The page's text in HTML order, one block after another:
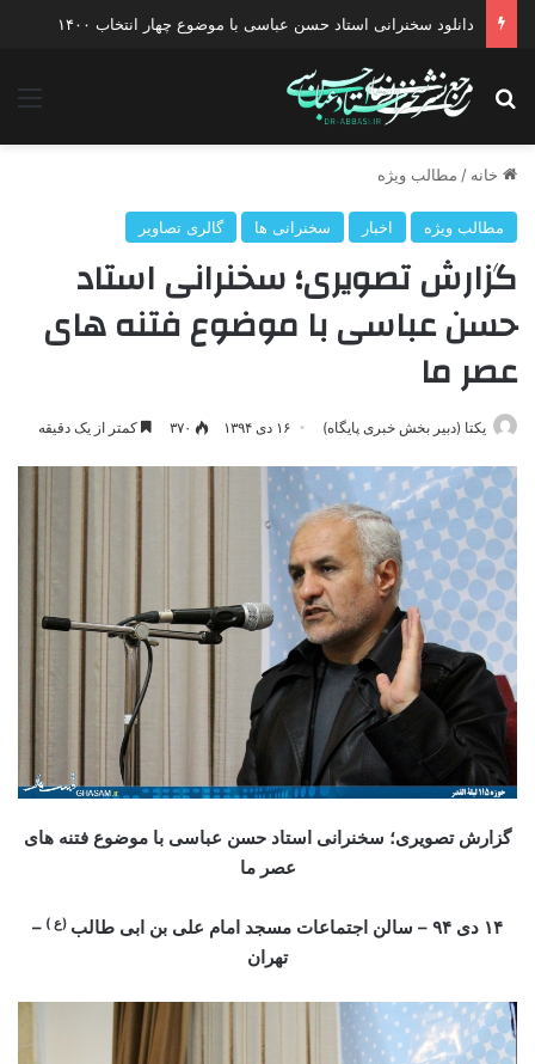
دانلود گفتگو با موضوع جنگ دیپلماتیک آمریکا علیه ایران
جستجو برای
خانه / مطالب ویژه
مطالب ویژه اخبار سخنرانی ها گالری تصاویر
گزارش تصویری؛ سخنرانی استاد
حسن عباسی با موضوع فتنه های
عصر ما
یکتا (دبیر بخش خبری پایگاه) ۱۶ دی ۱۳۹۴ ۳۷۰ کمتر از یک دقیقه
گزارش تصویری؛ سخنرانی استاد حسن عباسی با موضوع فتنه های
عصر ما
۱۴ دی ۹۴ – سالن اجتماعات مسجد امام علی بن ابی طالب (ع ) –
تهران